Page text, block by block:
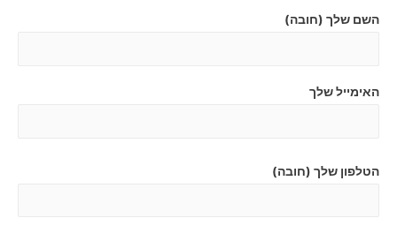
השם שלך (חובה)
האימייל שלך
הטלפון שלך (חובה)